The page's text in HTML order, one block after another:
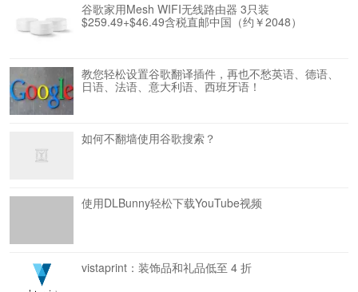
谷歌家用Mesh WIFI无线路由器 3只装
$259.49+$46.49含税直邮中国（约￥2048）
教您轻松设置谷歌翻译插件，再也不愁英语、德语、
日语、法语、意大利语、西班牙语！
如何不翻墙使用谷歌搜索？
使用DLBunny轻松下载YouTube视频
vistaprint：装饰品和礼品低至 4 折